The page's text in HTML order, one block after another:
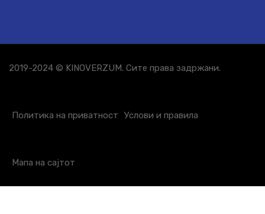
2019-2024 © KINOVERZUM. Сите права задржани.
Политика на приватност Услови и правила
Мапа на сајтот